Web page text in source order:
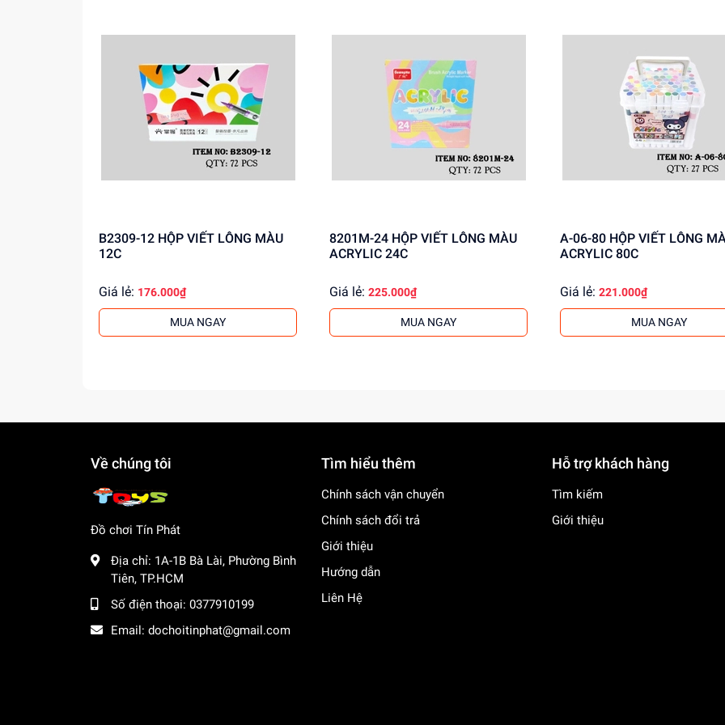
B2309-12 HỘP VIẾT LÔNG MÀU
12C
Giá lẻ: 176.000₫
MUA NGAY
8201M-24 HỘP VIẾT LÔNG MÀU
ACRYLIC 24C
Giá lẻ: 225.000₫
MUA NGAY
A-06-80 HỘP VIẾT LÔNG MÀU
ACRYLIC 80C
Giá lẻ: 221.000₫
MUA NGAY
Về chúng tôi
Đồ chơi Tín Phát
Địa chỉ: 1A-1B Bà Lài, Phường Bình
Tiên, TP.HCM
Số điện thoại: 0377910199
Email: dochoitinphat@gmail.com
Tìm hiểu thêm
Chính sách vận chuyển
Chính sách đổi trả
Giới thiệu
Hướng dẫn
Liên Hệ
Hỗ trợ khách hàng
Tìm kiếm
Giới thiệu